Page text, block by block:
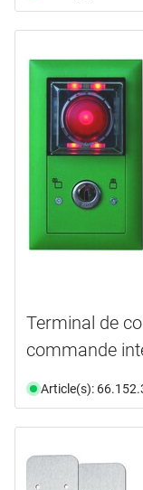
Terminal de
commande
Article(s):